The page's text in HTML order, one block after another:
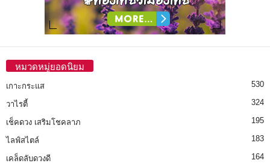
หมวดหมู่ยอดนิยม
เกาะกระแส 530
วาไรตี้ 324
เช็คดวง เสริมโชคลาภ 195
ไลฟ์สไตล์ 183
เคล็ดลับดวงดี 164